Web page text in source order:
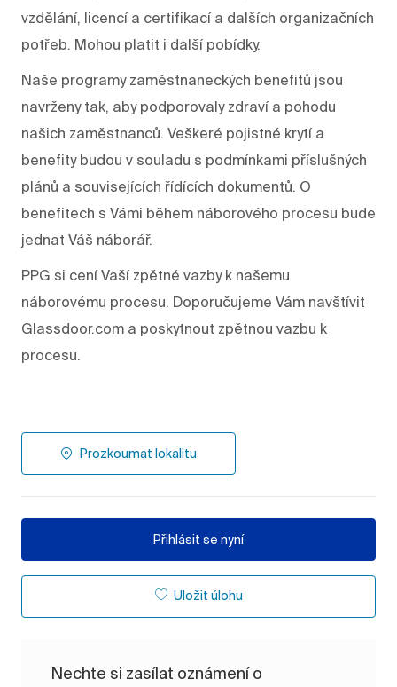
vzdělání, licencí a certifikací a dalších organizačních
potřeb. Mohou platit i další pobídky.
Naše programy zaměstnaneckých benefitů jsou
navrženy tak, aby podporovaly zdraví a pohodu
našich zaměstnanců. Veškeré pojistné krytí a
benefity budou v souladu s podmínkami příslušných
plánů a souvisejících řídících dokumentů. O
benefitech s Vámi během náborového procesu bude
jednat Váš náborář.
PPG si cení Vaší zpětné vazby k našemu
náborovému procesu. Doporučujeme Vám navštívit
Glassdoor.com a poskytnout zpětnou vazbu k
procesu.
Prozkoumat lokalitu
Přihlásit se nyní
Uložit úlohu
Nechte si zasílat oznámení o